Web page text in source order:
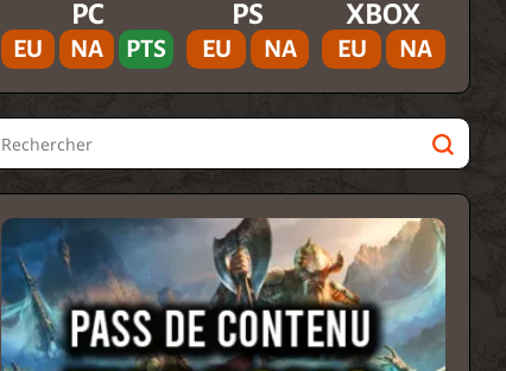
PC
EU NA PTS
PS
EU NA
XBOX
EU NA
Rechercher